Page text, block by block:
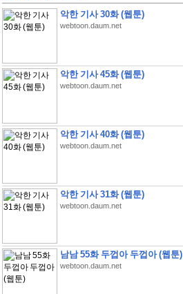
악한 기사 30화 (웹툰)
webtoon.daum.net
악한 기사 45화 (웹툰)
webtoon.daum.net
악한 기사 40화 (웹툰)
webtoon.daum.net
악한 기사 31화 (웹툰)
webtoon.daum.net
남남 55화 두껍아 두껍아 (웹툰)
webtoon.daum.net